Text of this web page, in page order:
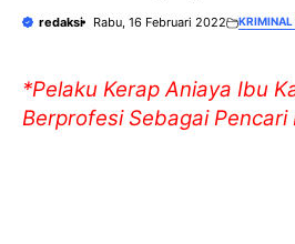
redaksi Rabu, 16 Februari 2022 KRIMINAL
*Pelaku Kerap Aniaya Ibu
Berprofesi Sebagai Pencari